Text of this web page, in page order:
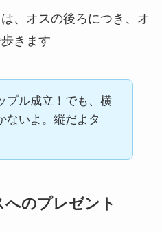
、オスの後ろにつき、オ
きます
プル成立！でも、横
ないよ。縦だよタ
のプレゼント